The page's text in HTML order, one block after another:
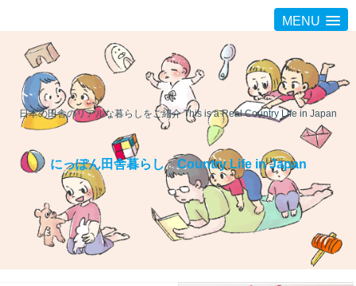
MENU
日本の田舎のリアルな暮らしをご紹介 This is a Real Country Life in Japan
にっぽん田舎暮らし Country Life in Japan